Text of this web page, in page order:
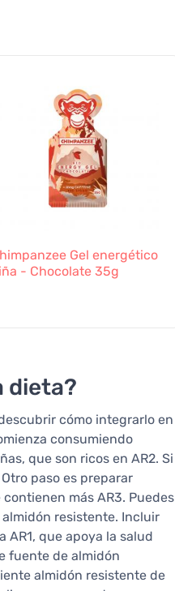
Gel energético
- Chocolate 35g
dieta?
cómo integrarlo en
consumiendo
que son ricos en AR2. Si
paso es preparar
más AR3. Puedes
resistente. Incluir
que apoya la salud
fuente de almidón
almidón resistente de